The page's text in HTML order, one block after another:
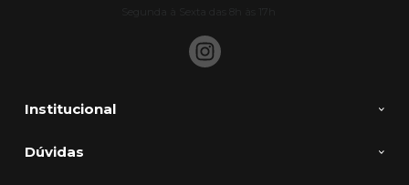
Institucional
Dúvidas